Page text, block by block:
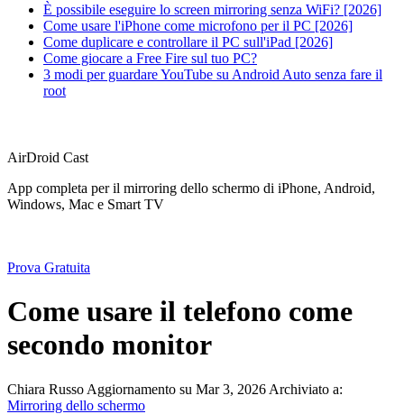
È possibile eseguire lo screen mirroring senza WiFi? [2026]
Come usare l'iPhone come microfono per il PC [2026]
Come duplicare e controllare il PC sull'iPad [2026]
Come giocare a Free Fire sul tuo PC?
3 modi per guardare YouTube su Android Auto senza fare il
root
AirDroid Cast
App completa per il mirroring dello schermo di iPhone, Android,
Windows, Mac e Smart TV
Prova Gratuita
Come usare il telefono come
secondo monitor
Chiara Russo Aggiornamento su Mar 3, 2026 Archiviato a:
Mirroring dello schermo